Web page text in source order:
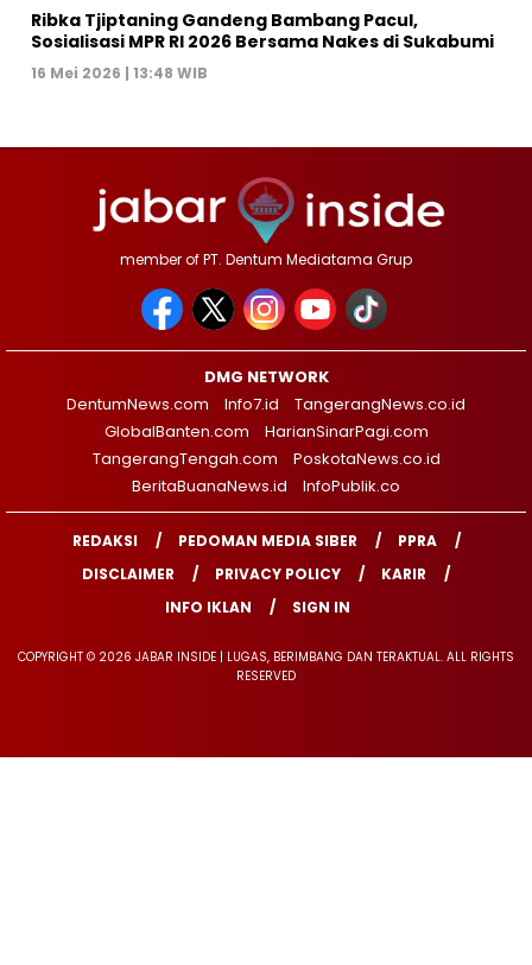
Ribka Tjiptaning Gandeng Bambang Pacul,
Sosialisasi MPR RI 2026 Bersama Nakes di Sukabumi
16 Mei 2026 | 13:48 WIB
member of PT. Dentum Mediatama Grup
DMG NETWORK
DentumNews.com
Info7.id
TangerangNews.co.id
GlobalBanten.com
HarianSinarPagi.com
TangerangTengah.com
PoskotaNews.co.id
BeritaBuanaNews.id
InfoPublik.co
REDAKSI PEDOMAN MEDIA SIBER
PPRA
DISCLAIMER
PRIVACY POLICY
KARIR
INFO IKLAN
SIGN IN
COPYRIGHT © 2026 JABAR INSIDE | LUGAS, BERIMBANG DAN TERAKTUAL. ALL RIGHTS
RESERVED